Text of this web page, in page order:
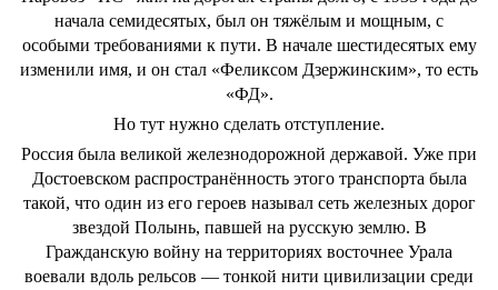
начала семидесятых, был он тяжёлым и мощным, с
особыми требованиями к пути. В начале шестидесятых ему
изменили имя, и он стал «Феликсом Дзержинским», то есть
«ФД».
Но тут нужно сделать отступление.
Россия была великой железнодорожной державой. Уже при
Достоевском распространённость этого транспорта была
такой, что один из его героев называл сеть железных дорог
звездой Полынь, павшей на русскую землю. В
Гражданскую войну на территориях восточнее Урала
воевали вдоль рельсов — тонкой нити цивилизации среди